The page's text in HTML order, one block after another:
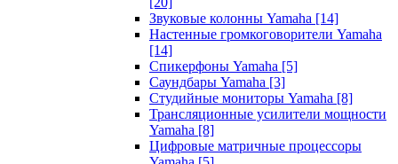
Звуковые колонны Yamaha [14]
Настенные громкоговорители Yamaha
[14]
Спикерфоны Yamaha [5]
Саундбары Yamaha [3]
Студийные мониторы Yamaha [8]
Трансляционные усилители мощности
Yamaha [8]
Цифровые матричные процессоры